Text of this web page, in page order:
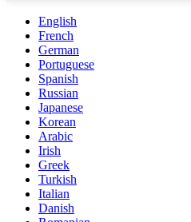
English
French
German
Portuguese
Spanish
Russian
Japanese
Korean
Arabic
Irish
Greek
Turkish
Italian
Danish